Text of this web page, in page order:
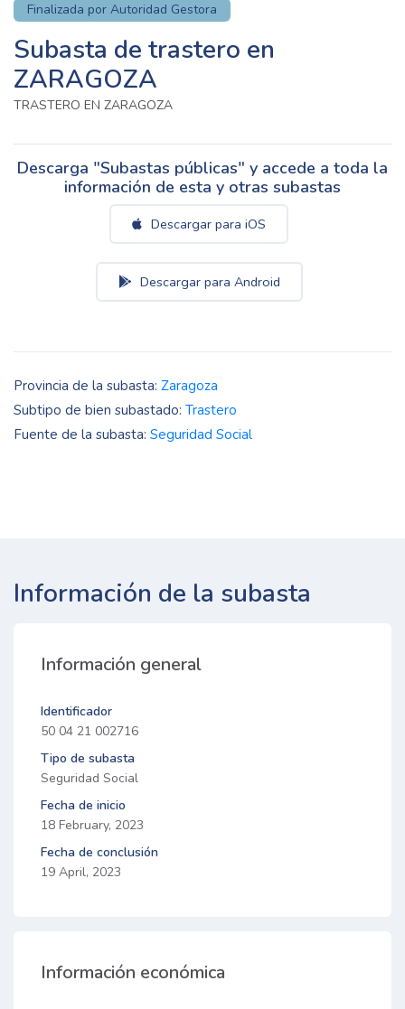
Finalizada por Autoridad Gestora
Subasta de trastero en
ZARAGOZA
TRASTERO EN ZARAGOZA
Descarga "Subastas públicas" y accede a toda la
información de esta y otras subastas
Descargar para iOS
Descargar para Android
Provincia de la subasta: Zaragoza
Subtipo de bien subastado: Trastero
Fuente de la subasta: Seguridad Social
Información de la subasta
Información general
Identificador
50 04 21 002716
Tipo de subasta
Seguridad Social
Fecha de inicio
18 February, 2023
Fecha de conclusión
19 April, 2023
Información económica